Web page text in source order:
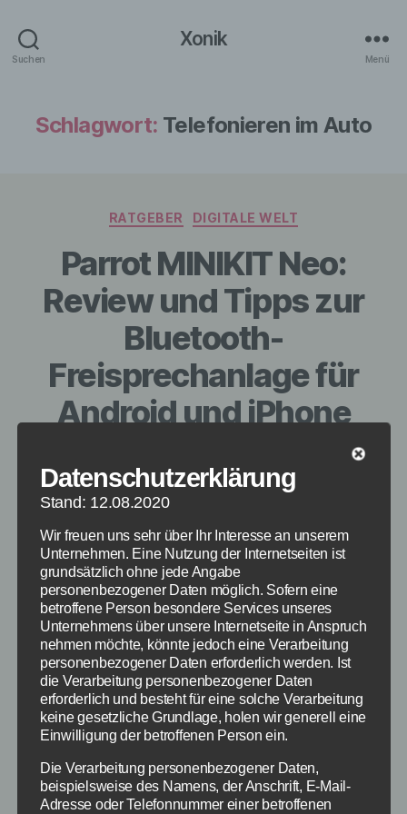
Suchen
Xonik
Menü
Schlagwort: Telefonieren im Auto
Kategorien
RATGEBER DIGITALE WELT
Parrot MINIKIT Neo:
Review und Tipps zur
Bluetooth-
Freisprechanlage für
Android und iPhone
Veröffentlichungsdatum
Datenschutzerklärung
Stand: 12.08.2020
Wir freuen uns sehr über Ihr Interesse an unserem
Unternehmen. Eine Nutzung der Internetseiten ist
grundsätzlich ohne jede Angabe
personenbezogener Daten möglich. Sofern eine
betroffene Person besondere Services unseres
Unternehmens über unsere Internetseite in Anspruch
nehmen möchte, könnte jedoch eine Verarbeitung
personenbezogener Daten erforderlich werden. Ist
die Verarbeitung personenbezogener Daten
erforderlich und besteht für eine solche Verarbeitung
keine gesetzliche Grundlage, holen wir generell eine
Einwilligung der betroffenen Person ein.
Die Verarbeitung personenbezogener Daten,
beispielsweise des Namens, der Anschrift, E-Mail-
Adresse oder Telefonnummer einer betroffenen